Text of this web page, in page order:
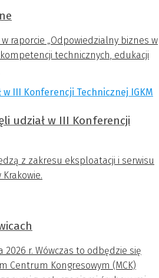
raporcie „Odpowiedzialny biznes w
technicznych, edukacji
udział w III Konferencji
z zakresu eksploatacji i serwisu
2026 r. Wówczas to odbędzie się
Centrum Kongresowym (MCK)